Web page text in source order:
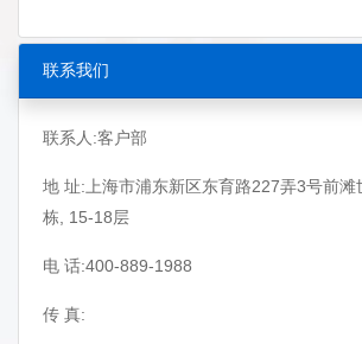
联系我们
联系人:客户部
地 址:上海市浦东新区东育路227弄3号前
栋, 15-18层
电 话:400-889-1988
传 真: